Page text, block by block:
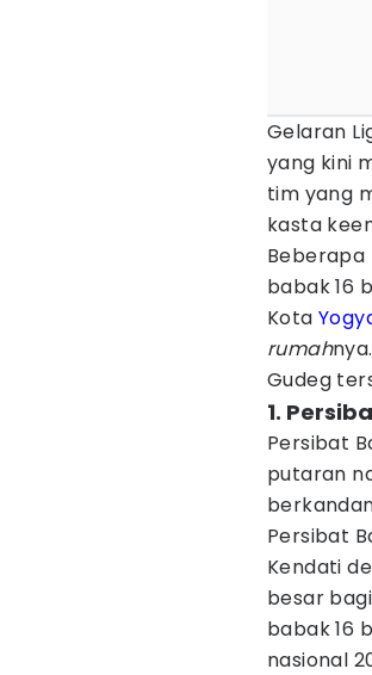
Gelaran
yang kini
tim yang
kasta
babak 16
Kota
rumah
Gudeg
1.
Persibat
putaran
Persibat
Kendati
besar
babak 16
nasional